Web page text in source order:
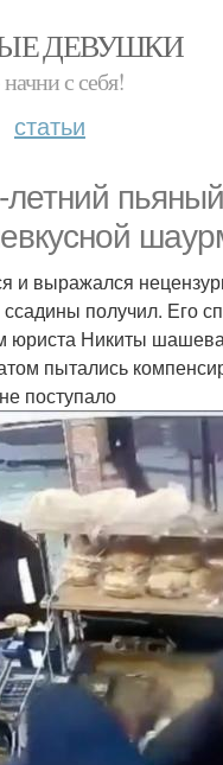
ДЕВУШКИ
с себя!
статьи
и выражался
получил. Его
юриста Никиты
пытались
поступало